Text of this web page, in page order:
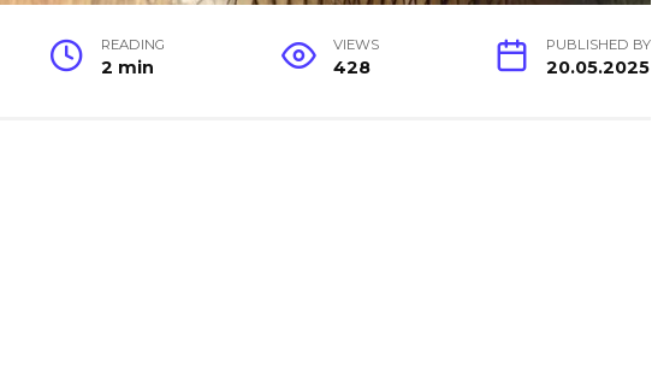
READING
2 min
VIEWS
428
PUBLISHED BY
20.05.2025